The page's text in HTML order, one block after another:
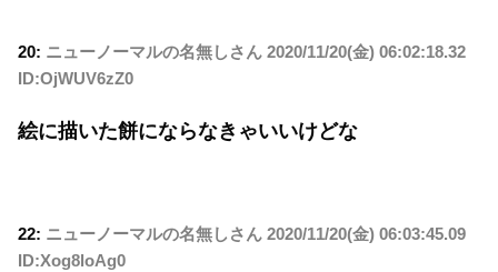
20: ニューノーマルの名無しさん 2020/11/20(金) 06:02:18.32
ID:OjWUV6zZ0
絵に描いた餅にならなきゃいいけどな
22: ニューノーマルの名無しさん 2020/11/20(金) 06:03:45.09
ID:Xog8loAg0